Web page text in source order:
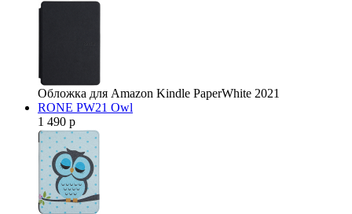
Обложка для Amazon Kindle PaperWhite 2021
RONE PW21 Owl
1 490 р